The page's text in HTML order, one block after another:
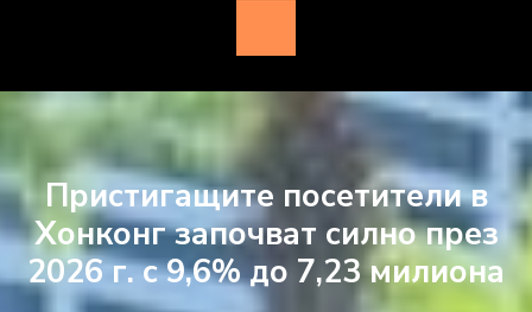
Button
Пристигащите посетители в
Хонконг започват силно през
2026 г. с 9,6% до 7,23 милиона